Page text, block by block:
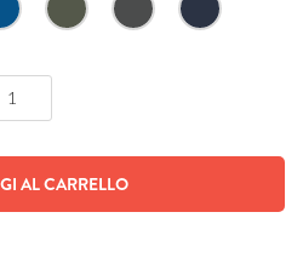
AL CARRELLO